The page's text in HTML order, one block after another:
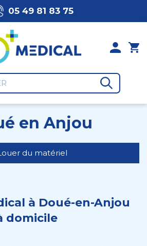
05 49 81 83 75
en Anjou
du matériel
à Doué-en-Anjou
domicile